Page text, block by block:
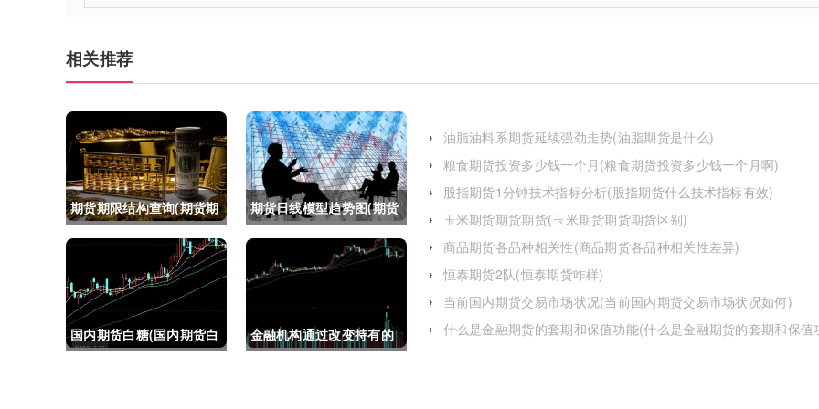
相关推荐
期货期限结构查询(期货期
限结构)
期货日线模型趋势图(期货
日线模型趋势图怎么看)
国内期货白糖(国内期货白
金融机构通过改变持有的
油脂油料系期货延续强劲走势(油脂期货是什么)
粮食期货投资多少钱一个月(粮食期货投资多少钱一个月啊)
股指期货1分钟技术指标分析(股指期货什么技术指标有效)
玉米期货期货期货(玉米期货期货期货区别)
商品期货各品种相关性(商品期货各品种相关性差异)
恒泰期货2队(恒泰期货咋样)
当前国内期货交易市场状况(当前国内期货交易市场状况如何)
什么是金融期货的套期和保值功能(什么是金融期货的套期和保值